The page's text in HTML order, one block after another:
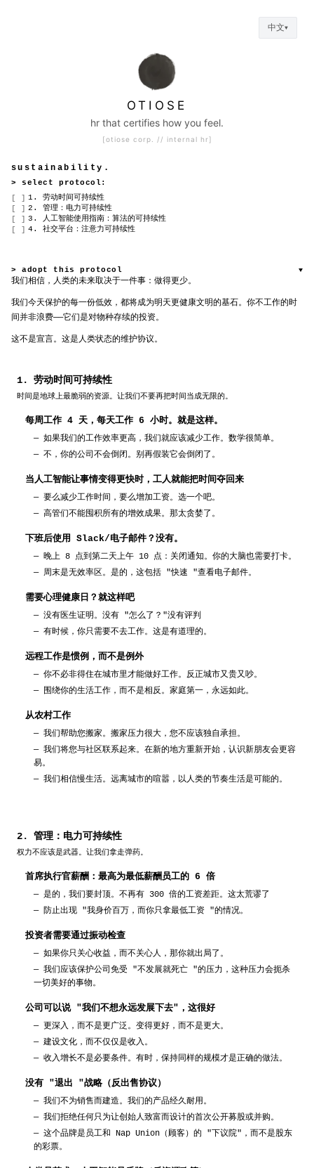
中文▼
OTIOSE
hr that certifies how you feel.
[otiose corp. // internal hr]
sustainability.
> select protocol:
[ ] 1. 劳动时间可持续性
[ ] 2. 管理：电力可持续性
[ ] 3. 人工智能使用指南：算法的可持续性
[ ] 4. 社交平台：注意力可持续性
> adopt this protocol
▼
adopt parts of this protocol for your company. create your own page
LOCATION
→ otiose.app/.../sustainability/...
8+ chars, uppercase, lowercase, number or symbol
register → customize
already registered? login
我们相信，人类的未来取决于一件事：做得更少。
我们今天保护的每一份低效，都将成为明天更健康文明的基石。你不工作的时
间并非浪费——它们是对物种存续的投资。
这不是宣言。这是人类状态的维护协议。
1. 劳动时间可持续性
时间是地球上最脆弱的资源。让我们不要再把时间当成无限的。
每周工作 4 天，每天工作 6 小时。就是这样。
— 如果我们的工作效率更高，我们就应该减少工作。数学很简单。
— 不，你的公司不会倒闭。别再假装它会倒闭了。
当人工智能让事情变得更快时，工人就能把时间夺回来
— 要么减少工作时间，要么增加工资。选一个吧。
— 高管们不能囤积所有的增效成果。那太贪婪了。
下班后使用 Slack/电子邮件？没有。
— 晚上 8 点到第二天上午 10 点：关闭通知。你的大脑也需要打卡。
— 周末是无效率区。是的，这包括 "快速 "查看电子邮件。
需要心理健康日？就这样吧
— 没有医生证明。没有 "怎么了？"没有评判
— 有时候，你只需要不去工作。这是有道理的。
远程工作是惯例，而不是例外
— 你不必非得住在城市里才能做好工作。反正城市又贵又吵。
— 围绕你的生活工作，而不是相反。家庭第一，永远如此。
从农村工作
— 我们帮助您搬家。搬家压力很大，您不应该独自承担。
— 我们将您与社区联系起来。在新的地方重新开始，认识新朋友会更容
易。
— 我们相信慢生活。远离城市的喧嚣，以人类的节奏生活是可能的。
2. 管理：电力可持续性
权力不应该是武器。让我们拿走弹药。
首席执行官薪酬：最高为最低薪酬员工的 6 倍
— 是的，我们要封顶。不再有 300 倍的工资差距。这太荒谬了
— 防止出现 "我身价百万，而你只拿最低工资 "的情况。
投资者需要通过振动检查
— 如果你只关心收益，而不关心人，那你就出局了。
— 我们应该保护公司免受 "不发展就死亡 "的压力，这种压力会扼杀
一切美好的事物。
公司可以说 "我们不想永远发展下去"，这很好
— 更深入，而不是更广泛。变得更好，而不是更大。
— 建设文化，而不仅仅是收入。
— 收入增长不是必要条件。有时，保持同样的规模才是正确的做法。
没有 "退出 "战略（反出售协议）
— 我们不为销售而建造。我们的产品经久耐用。
— 我们拒绝任何只为让创始人致富而设计的首次公开募股或并购。
— 这个品牌是员工和 Nap Union（顾客）的 "下议院"，而不是股东
的彩票。